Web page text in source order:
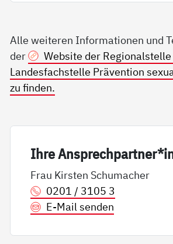
Alle weiteren Informationen und
der
Website der
Landesfachstelle Prävention
zu finden.
Ih­re
Frau Kirsten Schumacher
0201 / 3105 3
E-Mail senden